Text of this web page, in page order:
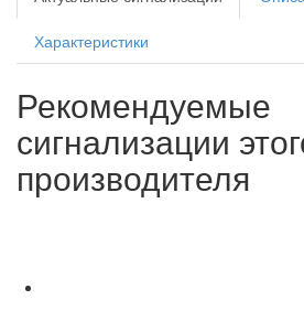
Характеристики
Рекомендуемые
сигнализации
производителя